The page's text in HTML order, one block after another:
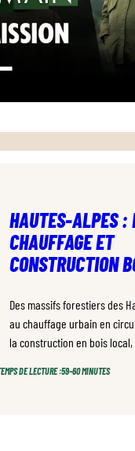
HAUTES-ALPES :
CHAUFFAGE ET
CONSTRUCTION
Des massifs forestiers des
au chauffage urbain en
la construction en bois local,
DE LECTURE :59–60 MINUTES